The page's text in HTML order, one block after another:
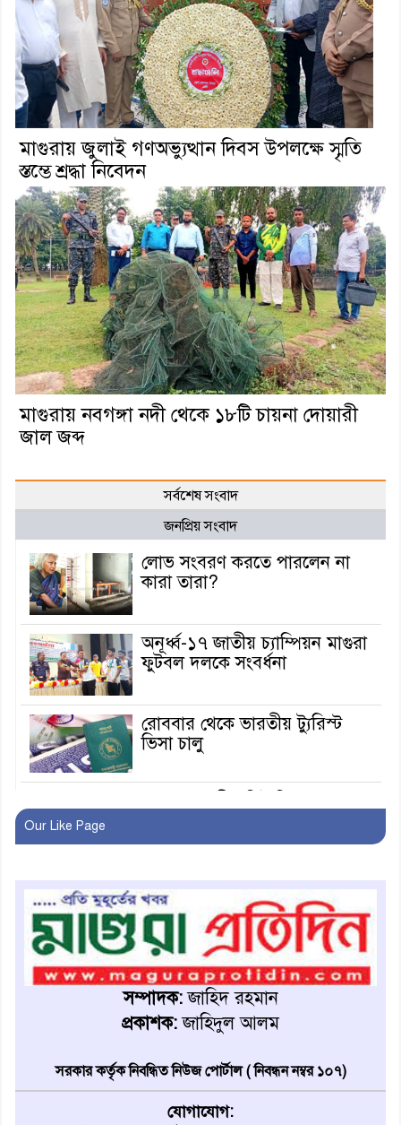
মাগুরায় জুলাই গণঅভ্যুত্থান দিবস উপলক্ষে স্মৃতি
স্তম্ভে শ্রদ্ধা নিবেদন
মাগুরায় নবগঙ্গা নদী থেকে ১৮টি চায়না দোয়ারী
জাল জব্দ
সর্বশেষ সংবাদ
জনপ্রিয় সংবাদ
লোভ সংবরণ করতে পারলেন না
কারা তারা?
অনূর্ধ্ব-১৭ জাতীয় চ্যাম্পিয়ন মাগুরা
ফুটবল দলকে সংবর্ধনা
রোববার থেকে ভারতীয় ট্যুরিস্ট
ভিসা চালু
অবহিতকরণ
মাগুরায় আ’লীগের প্রতিষ্ঠাবার্ষিকীর
কর্মসূচি প্রতিরোধে বিএনপির
মোটরসাইকেল শোডাউন
খুব শিঘ্রই কর্মস্থলে ফিরবেন
মাগুরার ডিসি
Our Like Page
সম্পাদক:জাহিদ রহমান
প্রকাশক:জাহিদুল আলম
সরকার কর্তৃক নিবন্ধিত নিউজ পোর্টাল ( নিবন্ধন নম্বর ১০৭)
যোগাযোগ: